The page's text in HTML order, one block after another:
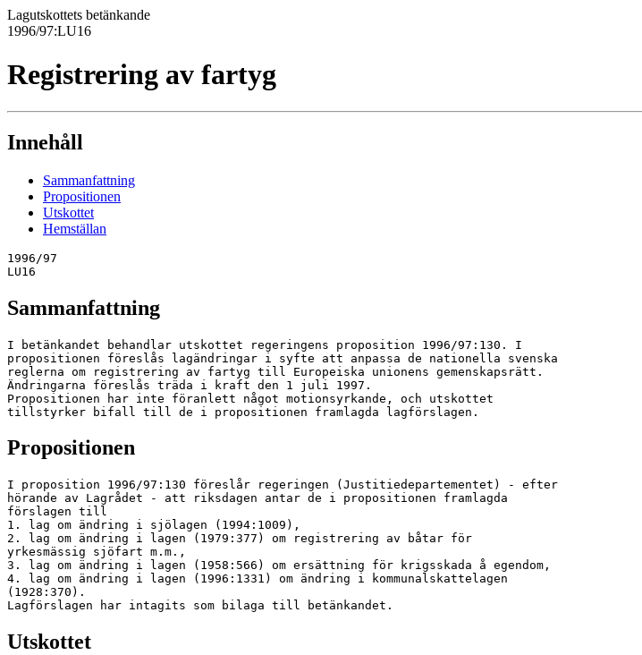
Lagutskottets betänkande
1996/97:LU16
Registrering av fartyg
Innehåll
Sammanfattning
Propositionen
Utskottet
Hemställan
1996/97
LU16
Sammanfattning
I betänkandet behandlar utskottet regeringens proposition 1996/97:130. I
propositionen föreslås lagändringar i syfte att anpassa de nationella svenska
reglerna om registrering av fartyg till Europeiska unionens gemenskapsrätt.
Ändringarna föreslås träda i kraft den 1 juli 1997.
Propositionen har inte föranlett något motionsyrkande, och utskottet
tillstyrker bifall till de i propositionen framlagda lagförslagen.
Propositionen
I proposition 1996/97:130 föreslår regeringen (Justitiedepartementet) - efter
hörande av Lagrådet - att riksdagen antar de i propositionen framlagda
förslagen till
1. lag om ändring i sjölagen (1994:1009),
2. lag om ändring i lagen (1979:377) om registrering av båtar för
yrkesmässig sjöfart m.m.,
3. lag om ändring i lagen (1958:566) om ersättning för krigsskada å egendom,
4. lag om ändring i lagen (1996:1331) om ändring i kommunalskattelagen
(1928:370).
Lagförslagen har intagits som bilaga till betänkandet.
Utskottet